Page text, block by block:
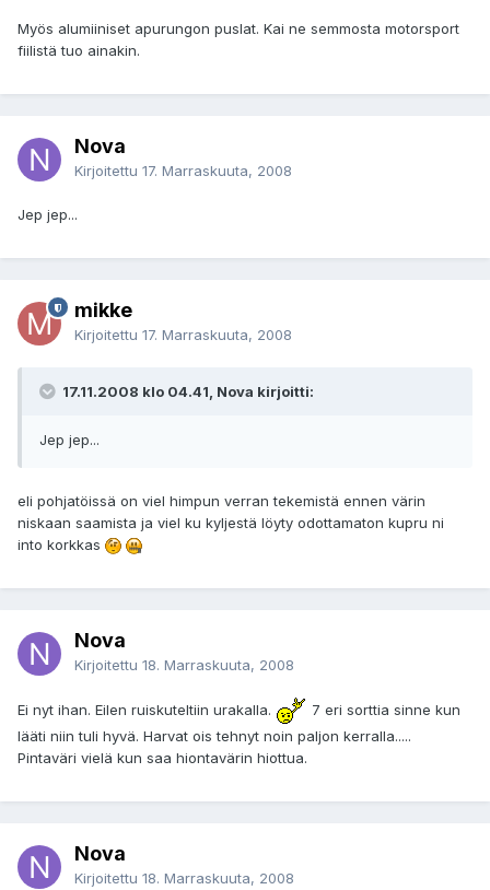
Myös alumiiniset apurungon puslat. Kai ne semmosta motorsport
fiilistä tuo ainakin.
Nova
Kirjoitettu 17. Marraskuuta, 2008
Jep jep...
mikke
Kirjoitettu 17. Marraskuuta, 2008
17.11.2008 klo 04.41, Nova kirjoitti:
Jep jep...
eli pohjatöissä on viel himpun verran tekemistä ennen värin
niskaan saamista ja viel ku kyljestä löyty odottamaton kupru ni
into korkkas
Nova
Kirjoitettu 18. Marraskuuta, 2008
Ei nyt ihan. Eilen ruiskuteltiin urakalla.
7 eri sorttia sinne kun
lääti niin tuli hyvä. Harvat ois tehnyt noin paljon kerralla.....
Pintaväri vielä kun saa hiontavärin hiottua.
Nova
Kirjoitettu 18. Marraskuuta, 2008